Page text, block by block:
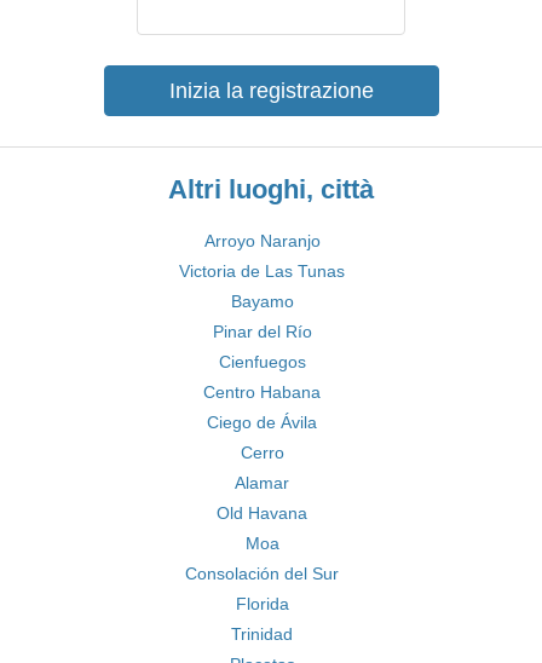
Inizia la registrazione
Altri luoghi, città
Arroyo Naranjo
Victoria de Las Tunas
Bayamo
Pinar del Río
Cienfuegos
Centro Habana
Ciego de Ávila
Cerro
Alamar
Old Havana
Moa
Consolación del Sur
Florida
Trinidad